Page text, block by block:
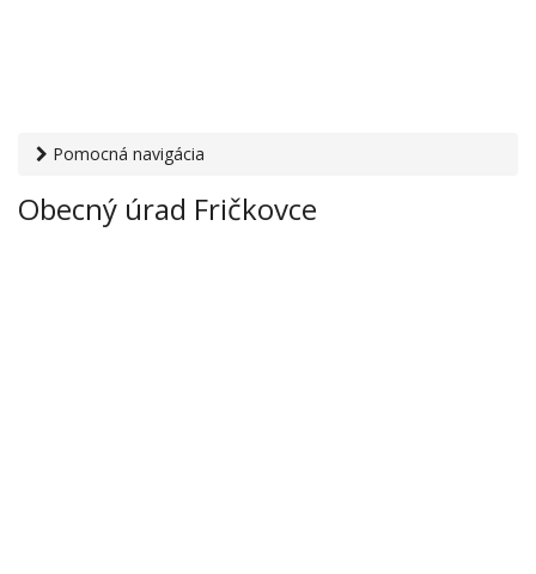
Pomocná navigácia
Obecný úrad Fričkovce
Obecný úrad Fričkovce